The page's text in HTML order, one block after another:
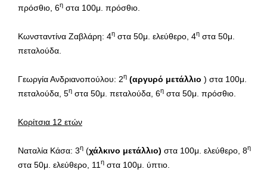
πρόσθιο, 6η στα 100μ. πρόσθιο.
Κωνσταντίνα Ζαβλάρη: 4η στα 50μ. ελεύθερο, 4η στα 50μ.
πεταλούδα.
Γεωργία Ανδριανοπούλου: 2η (αργυρό μετάλλιο ) στα 100μ.
πεταλούδα, 5η στα 50μ. πεταλούδα, 6η στα 50μ. πρόσθιο.
Κορίτσια 12 ετών
Ναταλία Κάσα: 3η (χάλκινο μετάλλιο) στα 100μ. ελεύθερο, 8η
στα 50μ. ελεύθερο, 11 η στα 100μ. ύπτιο.